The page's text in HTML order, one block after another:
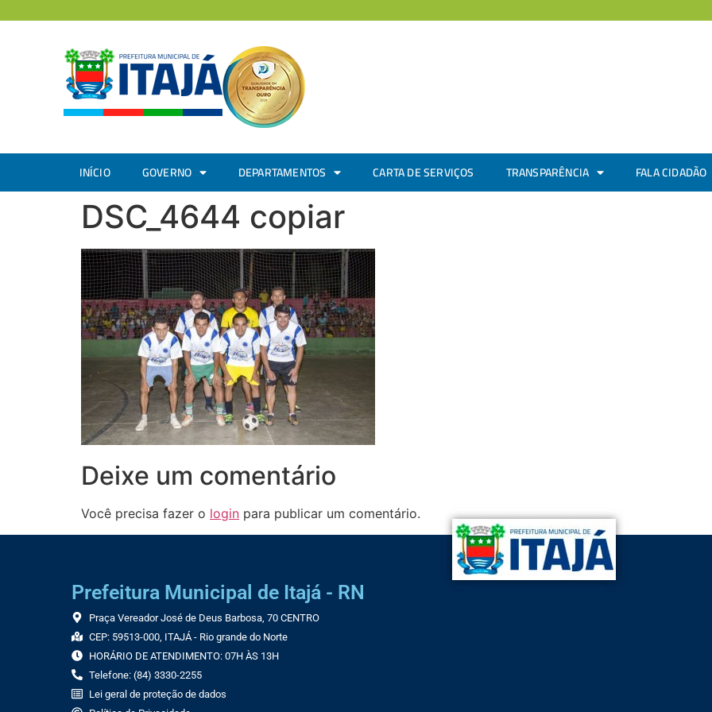
INÍCIO GOVERNO DEPARTAMENTOS CARTA DE SERVIÇOS TRANSPARÊNCIA FALA CIDADÃO
DSC_4644 copiar
Deixe um comentário
Você precisa fazer o login para publicar um comentário.
Prefeitura Municipal de Itajá - RN
Praça Vereador José de Deus Barbosa, 70 CENTRO
CEP: 59513-000, ITAJÁ - Rio grande do Norte
HORÁRIO DE ATENDIMENTO: 07H ÀS 13H
Telefone: (84) 3330-2255
Lei geral de proteção de dados